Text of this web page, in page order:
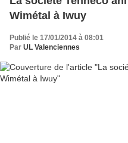
Wimétal à Iwuy
Publié le 17/01/2014 à 08:01
Par UL Valenciennes